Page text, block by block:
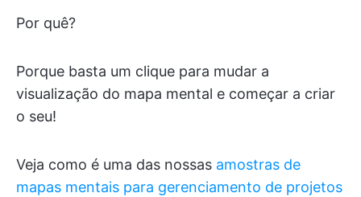
Por quê?
Porque basta um clique para mudar a
visualização do mapa mental e começar a criar
o seu!
Veja como é uma das nossas amostras de
mapas mentais para gerenciamento de projetos